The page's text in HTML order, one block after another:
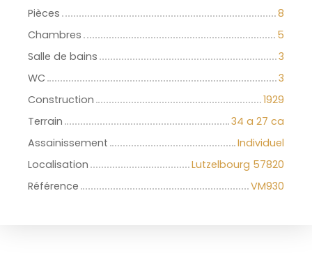
Pièces
8
Chambres
5
Salle de bains
3
WC
3
Construction
1929
Terrain
34 a 27 ca
Assainissement
Individuel
Localisation
Lutzelbourg 57820
Référence
VM930